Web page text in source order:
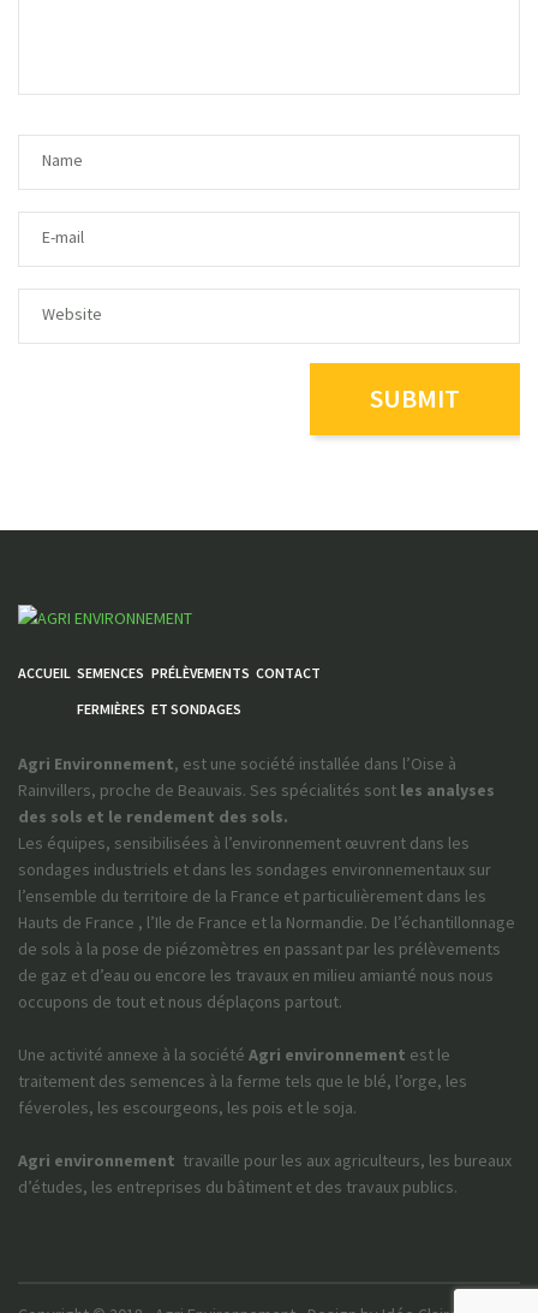
ACCUEIL SEMENCES
FERMIÈRES
PRÉLÈVEMENTS
ET SONDAGES
CONTACT
Agri Environnement, est une société installée dans l’Oise à
Rainvillers, proche de Beauvais. Ses spécialités sont les analyses
des sols et le rendement des sols.
Les équipes, sensibilisées à l’environnement œuvrent dans les
sondages industriels et dans les sondages environnementaux sur
l’ensemble du territoire de la France et particulièrement dans les
Hauts de France , l’Ile de France et la Normandie. De l’échantillonnage
de sols à la pose de piézomètres en passant par les prélèvements
de gaz et d’eau ou encore les travaux en milieu amianté nous nous
occupons de tout et nous déplaçons partout.
Une activité annexe à la société Agri environnement est le
traitement des semences à la ferme tels que le blé, l’orge, les
féveroles, les escourgeons, les pois et le soja.
Agri environnement travaille pour les aux agriculteurs, les bureaux
d’études, les entreprises du bâtiment et des travaux publics.